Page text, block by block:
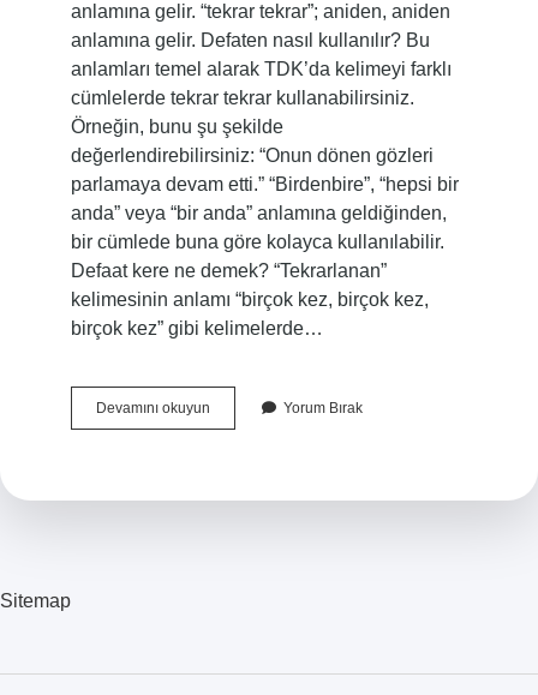
anlamına gelir. “tekrar tekrar”; aniden, aniden
anlamına gelir. Defaten nasıl kullanılır? Bu
anlamları temel alarak TDK’da kelimeyi farklı
cümlelerde tekrar tekrar kullanabilirsiniz.
Örneğin, bunu şu şekilde
değerlendirebilirsiniz: “Onun dönen gözleri
parlamaya devam etti.” “Birdenbire”, “hepsi bir
anda” veya “bir anda” anlamına geldiğinden,
bir cümlede buna göre kolayca kullanılabilir.
Defaat kere ne demek? “Tekrarlanan”
kelimesinin anlamı “birçok kez, birçok kez,
birçok kez” gibi kelimelerde…
Devamını okuyunSürekli
Defaten
Yorum Bırak
Sitemap